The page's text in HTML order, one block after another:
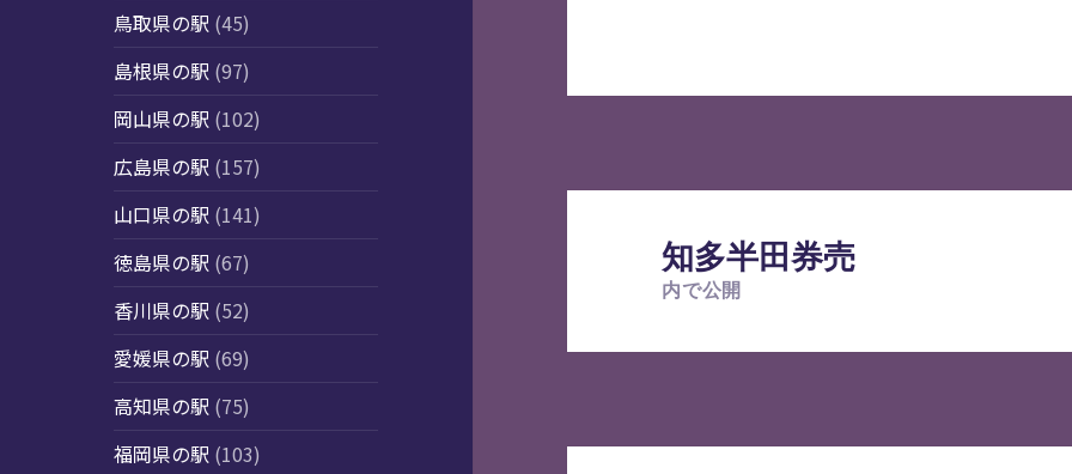
鳥取県の駅 (45)
島根県の駅 (97)
岡山県の駅 (102)
広島県の駅 (157)
山口県の駅 (141)
徳島県の駅 (67)
香川県の駅 (52)
愛媛県の駅 (69)
高知県の駅 (75)
福岡県の駅 (103)
ゲ
知多半田券売
内で公開